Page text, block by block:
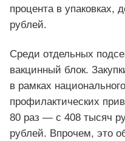
процента в упаковках,
рублей.
Среди отдельных
вакцинный блок.
в рамках
профилактических
80 раз — с 408 тысяч
рублей. Впрочем, это